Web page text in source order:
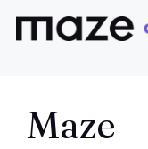
contenuMaze